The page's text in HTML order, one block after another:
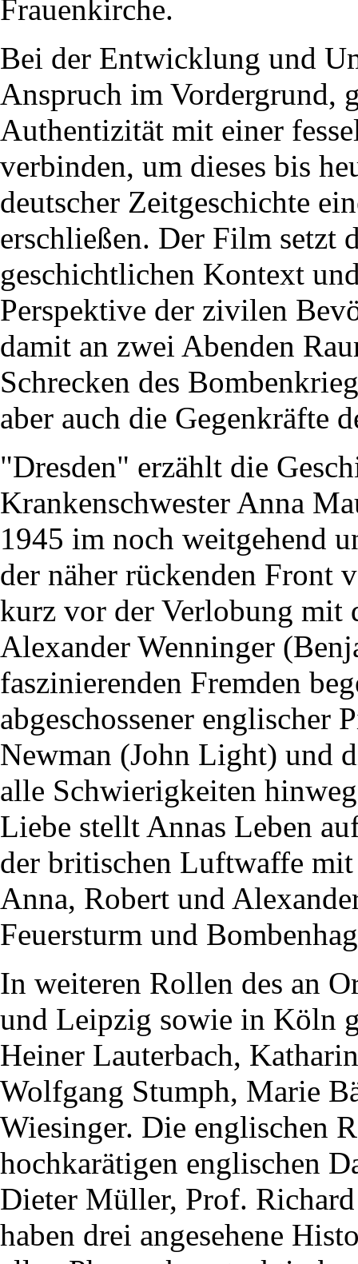
Frauenkirche.
Bei der Entwicklung und
Anspruch im Vordergrund,
Authentizität mit einer
verbinden, um dieses bis
deutscher Zeitgeschichte
erschließen. Der Film setzt
geschichtlichen Kontext
Perspektive der zivilen
damit an zwei Abenden
Schrecken des
aber auch die Gegenkräfte
"Dresden" erzählt die
Krankenschwester Anna
1945 im noch weitgehend
der näher rückenden Front
kurz vor der Verlobung mit
Alexander Wenninger
faszinierenden Fremden
abgeschossener englischer
Newman (John Light) und
alle Schwierigkeiten
Liebe stellt Annas Leben
der britischen Luftwaffe
Anna, Robert und
Feuersturm und
In weiteren Rollen des an
und Leipzig sowie in Köln
Heiner Lauterbach,
Wolfgang Stumph, Marie
Wiesinger. Die englischen
hochkarätigen englischen
Dieter Müller, Prof.
haben drei angesehene